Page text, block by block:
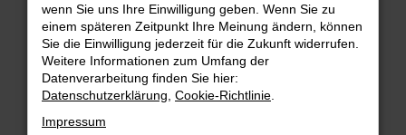
Beim Laden ist ein Fehler aufgetreten.
Hier sind ein paar Tipps, die dir helfen können:
Überprüfe deine Firewall und deine
Internetverbindung.
Laden andere Webseiten, zum Beispiel deine
Suchmaschine?
wenn Sie uns Ihre Einwilligung geben. Wenn Sie zu
einem späteren Zeitpunkt Ihre Meinung ändern, können
Sie die Einwilligung jederzeit für die Zukunft widerrufen.
Weitere Informationen zum Umfang der
Datenverarbeitung finden Sie hier:
Datenschutzerklärung Cookie-Richtlinie
Impressum